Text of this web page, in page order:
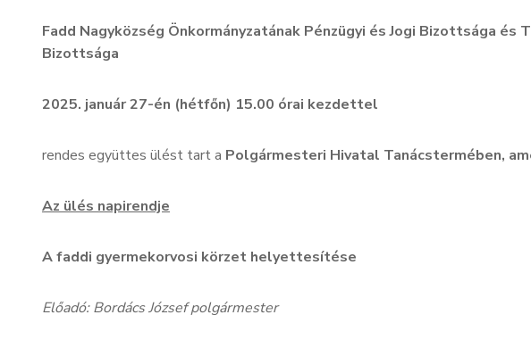
Fadd Nagyközség Önkormányzatának Pénzügyi és Jogi Bizottsága
Bizottsága
2025. január 27-én (hétfőn) 15.00 órai kezdettel
rendes együttes ülést tart a Polgármesteri Hivatal Tanácstermében,
Az ülés napirendje
A faddi gyermekorvosi körzet helyettesítése
Előadó: Bordács József polgármester